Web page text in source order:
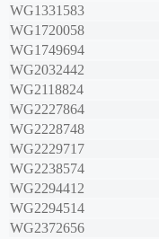
WG1331583
WG1720058
WG1749694
WG2032442
WG2118824
WG2227864
WG2228748
WG2229717
WG2238574
WG2294412
WG2294514
WG2372656